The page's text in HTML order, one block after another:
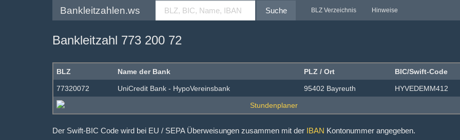
Bankleitzahlen.ws Suche BLZ Verzeichnis Hinweise
Bankleitzahl 773 200 72
BLZ Name der Bank PLZ / Ort BIC/Swift-Code
77320072 UniCredit Bank - HypoVereinsbank 95402 Bayreuth HYVEDEMM412
Der Swift-BIC Code wird bei EU / SEPA Überweisungen zusammen mit der IBAN Kontonummer angegeben.